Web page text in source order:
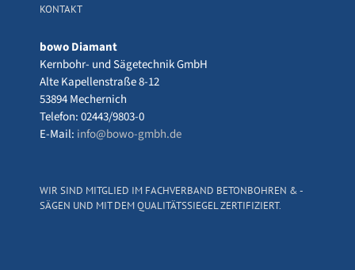
KONTAKT
bowo Diamant
Kernbohr- und Sägetechnik GmbH
Alte Kapellenstraße 8-12
53894 Mechernich
Telefon: 02443/9803-0
E-Mail: info@bowo-gmbh.de
WIR SIND MITGLIED IM FACHVERBAND BETONBOHREN & -
SÄGEN UND MIT DEM QUALITÄTSSIEGEL ZERTIFIZIERT.